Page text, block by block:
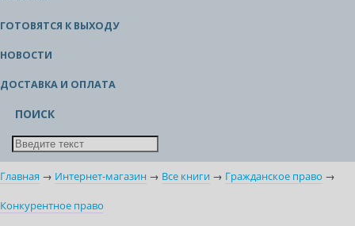
ГОТОВЯТСЯ К ВЫХОДУ
НОВОСТИ
ДОСТАВКА И ОПЛАТА
ПОИСК
Главная → Интернет-магазин → Все книги → Гражданское право →
Конкурентное право